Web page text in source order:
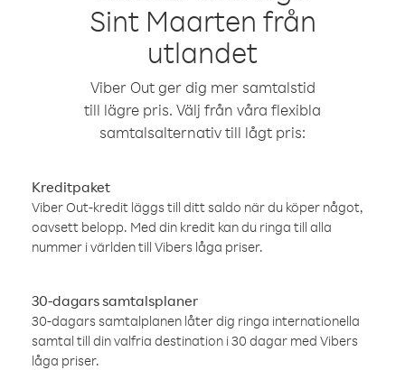
Sint Maarten från
utlandet
Viber Out ger dig mer samtalstid
till lägre pris. Välj från våra flexibla
samtalsalternativ till lågt pris:
Kreditpaket
Viber Out-kredit läggs till ditt saldo när du köper något,
oavsett belopp. Med din kredit kan du ringa till alla
nummer i världen till Vibers låga priser.
30-dagars samtalsplaner
30-dagars samtalplanen låter dig ringa internationella
samtal till din valfria destination i 30 dagar med Vibers
låga priser.